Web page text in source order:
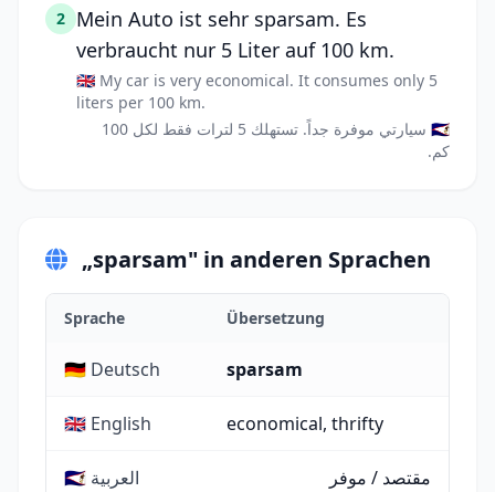
2 Mein Auto ist sehr sparsam. Es
verbraucht nur 5 Liter auf 100 km.
🇬🇧 My car is very economical. It consumes only 5
liters per 100 km.
🇸🇦 سيارتي موفرة جداً. تستهلك 5 لترات فقط لكل 100
كم.
„sparsam" in anderen Sprachen
Sprache Übersetzung
🇩🇪 Deutsch sparsam
🇬🇧 English economical, thrifty
🇸🇦 العربية مقتصد / موفر